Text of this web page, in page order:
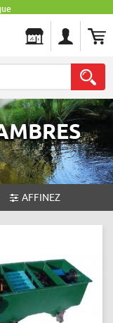
AFFINEZ